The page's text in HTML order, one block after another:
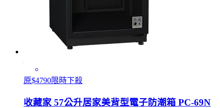
原$4790限時下殺
收藏家 57公升居家美背型電子防潮箱 PC-69N